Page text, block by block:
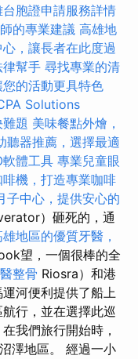
台胞證申請服務詳情
的專業建議 高雄地
，讓長者在此度過
幫手 尋找專業的清
的活動更具特色
Solutions
題 美味餐點外燴，
聽器推薦，選擇最適
軟體工具 專業兒童眼
機，打造專業咖啡
子中心，提供安心的
）砸死的，通
地區的優質牙醫，
望，一個很棒的全
整骨 Riosra）和港
河便利提供了船上
行，並在選擇此巡
我們旅行開始時，
澤地區。 經過一小